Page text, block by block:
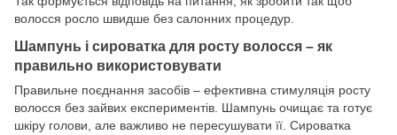
волосся росло швидше без салонних процедур.
Шампунь і сироватка для росту волосся – як
правильно використовувати
Правильне поєднання засобів – ефективна стимуляція росту
волосся без зайвих експериментів. Шампунь очищає та готує
шкіру голови, але важливо не пересушувати її. Сироватка